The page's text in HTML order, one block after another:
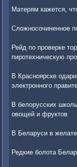
Матерям кажется,
Сложносочиненное
Рейд по проверке
пиротехническую
В Красноярске
электронного
В белорусских
овощей и фруктов
В Беларуси в
Редкие болота